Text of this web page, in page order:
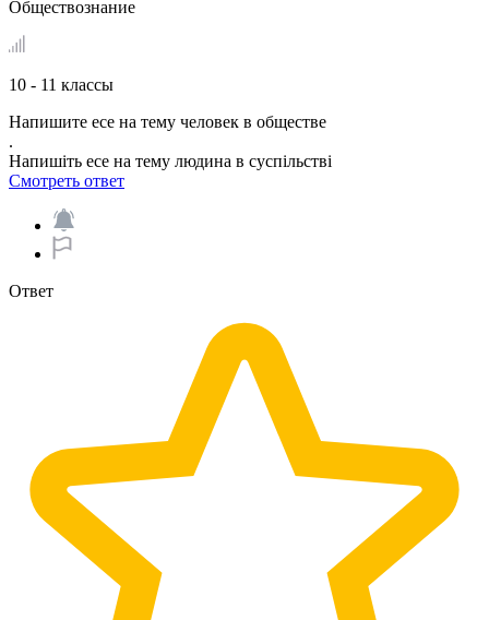
Обществознание
10 - 11 классы
Напишите есе на тему человек в обществе
.
Напишіть есе на тему людина в суспільстві
Смотреть ответ
Ответ